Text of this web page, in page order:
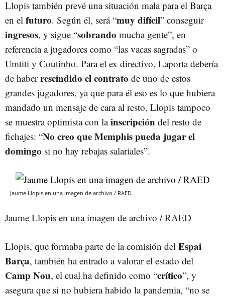
Llopis también prevé una situación mala para el Barça
en el futuro. Según él, será “muy difícil” conseguir
ingresos, y sigue “sobrando mucha gente”, en
referencia a jugadores como “las vacas sagradas” o
Umtiti y Coutinho. Para el ex directivo, Laporta debería
de haberrescindido el contrato de uno de estos
grandes jugadores, ya que para él eso es lo que hubiera
mandado un mensaje de cara al resto. Llopis tampoco
se muestra optimista con lainscripción del resto de
fichajes: “No creo que Memphis pueda jugar el
domingo si no hay rebajas salariales”.
Jaume Llopis en una imagen de archivo / RAED
Jaume Llopis en una imagen de archivo / RAED
Llopis, que formaba parte de la comisión del Espai
Barça, también ha entrado a valorar el estado del
Camp Nou, el cual ha definido como “crítico”, y
asegura que si no hubiera habido la pandemia, “no se